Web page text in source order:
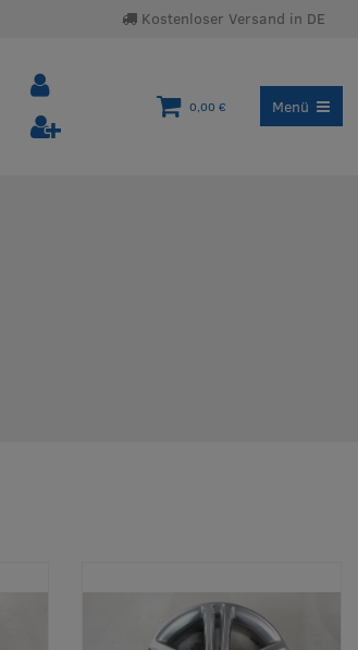
Kostenloser Versand in DE
0,00 € Menü